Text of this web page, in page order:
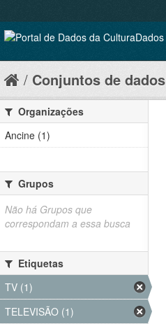
Conjuntos de dados
Organizações
Ancine (1)
Grupos
Não há Grupos que
correspondam a essa busca
Etiquetas
TV (1)
TELEVISÃO (1)